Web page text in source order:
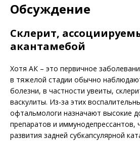
Обсуждение
Склерит,
акантамебой
Хотя АК – это первичное
в тяжелой стадии обычно
болезни, в частности увеиты,
васкулиты. Из-за этих
офтальмологи назначают высокие
препаратов и иммунодепрессантов,
развития задней субкапсулярной